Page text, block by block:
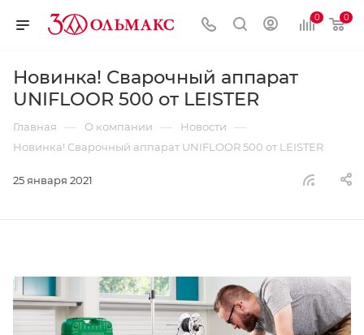
0 0
Новинка! Сварочный аппарат
UNIFLOOR 500 от LEISTER
Главная — О компании — Новости —
Новинка! Сварочный аппарат UNIFLOOR 500 от LEISTER
25 января 2021